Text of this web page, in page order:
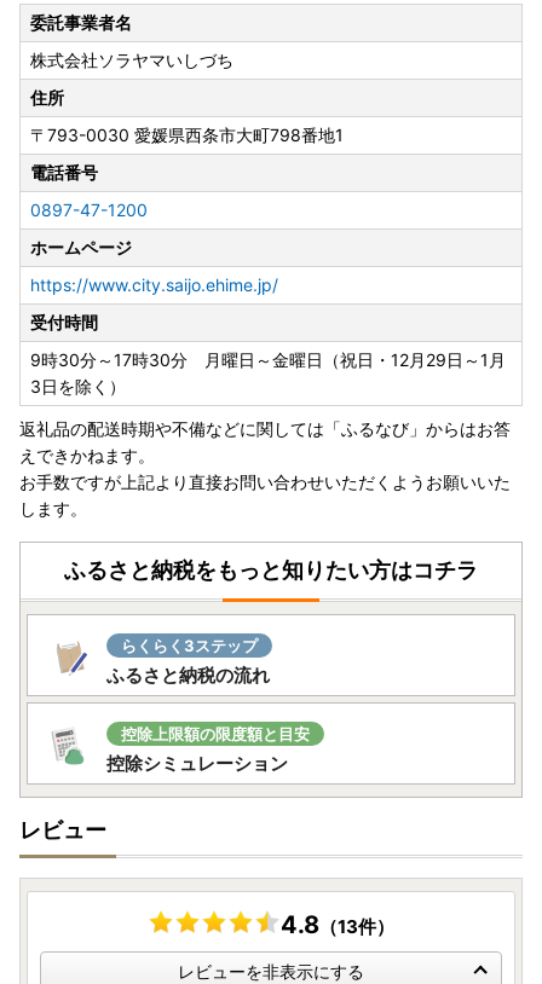
なっております。是非ご利用ください。
詳しくはこちらをご確認ください
委託事業者名
株式会社ソラヤマいしづち
住所
〒793-0030 愛媛県西条市大町798番地1
電話番号
0897-47-1200
ホームページ
https://www.city.saijo.ehime.jp/
受付時間
9時30分～17時30分 月曜日～金曜日（祝日・12月29日～1月
3日を除く）
返礼品の配送時期や不備などに関しては「ふるなび」からはお答
えできかねます。
お手数ですが上記より直接お問い合わせいただくようお願いいた
します。
ふるさと納税をもっと知りたい方はコチラ
らくらく3ステップ
ふるさと納税の流れ
控除上限額の限度額と目安
控除シミュレーション
レビュー
4.8（13件）
レビューを非表示にする